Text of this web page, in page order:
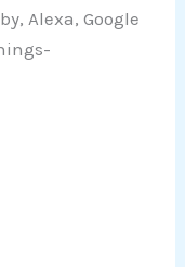
Alexa, Google